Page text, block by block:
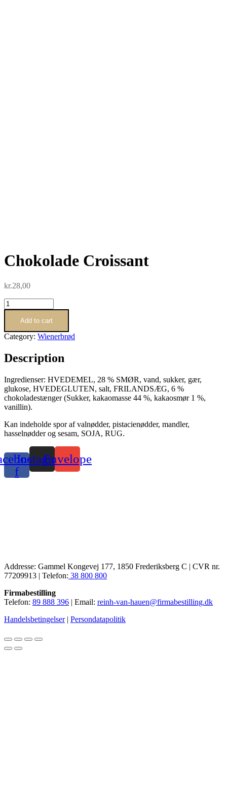
Chokolade Croissant
kr.28,00
Chokolade
Croissant
quantityAdd to cart
Category: Wienerbrød
Description
Ingredienser: HVEDEMEL, 28 % SMØR, vand, sukker, gær,
glukose, HVEDEGLUTEN, salt, FRILANDSÆG, 6 %
chokoladestænger (Sukker, kakaomasse 44 %, kakaosmør 1 %,
vanillin).
Kan indeholde spor af valnødder, pistacienødder, mandler,
hasselnødder og sesam, SOJA, RUG.
f
InstagramEnvelope
Addresse: Gammel Kongevej 177, 1850 Frederiksberg C | CVR nr.
77209913 | Telefon: 38 800 800
Firmabestilling
Telefon: 89 888 396 | Email: reinh-van-hauen@firmabestilling.dk
Handelsbetingelser| Persondatapolitik